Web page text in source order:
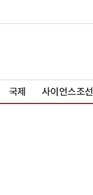
국제 사이언스조선